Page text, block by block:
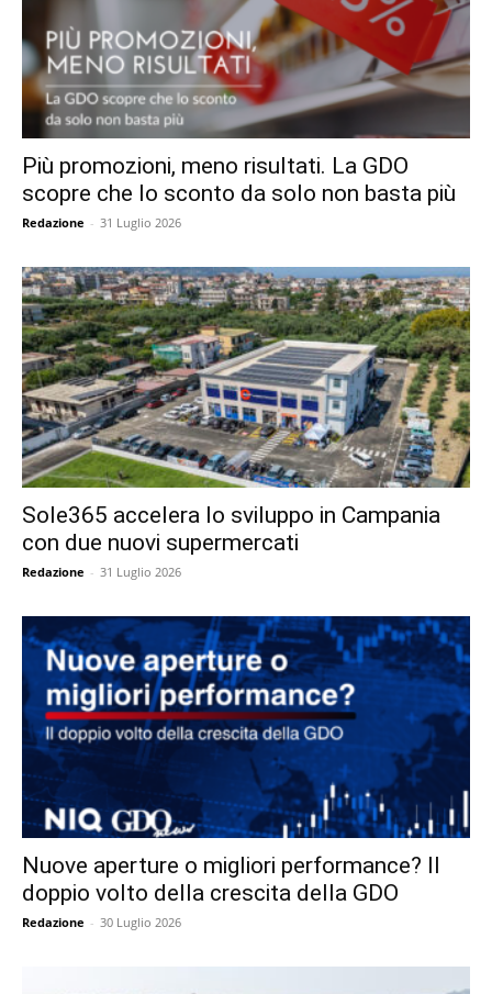
Più promozioni, meno risultati. La GDO
scopre che lo sconto da solo non basta più
Redazione - 31 Luglio 2026
Sole365 accelera lo sviluppo in Campania
con due nuovi supermercati
Redazione - 31 Luglio 2026
Nuove aperture o migliori performance? Il
doppio volto della crescita della GDO
Redazione - 30 Luglio 2026